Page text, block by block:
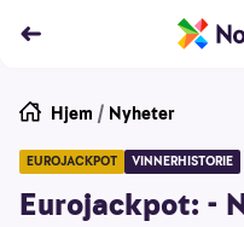
Hjem / Nyheter
EUROJACKPOT VINNERHISTORIE
Eurojackpot: -